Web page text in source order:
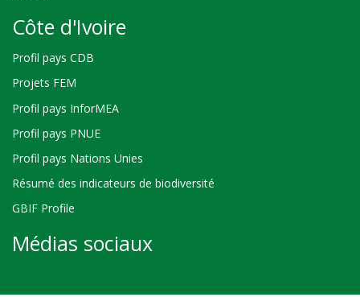
Côte d'Ivoire
Profil pays CDB
Projets FEM
Profil pays InforMEA
Profil pays PNUE
Profil pays Nations Unies
Résumé des indicateurs de biodiversité
GBIF Profile
Médias sociaux